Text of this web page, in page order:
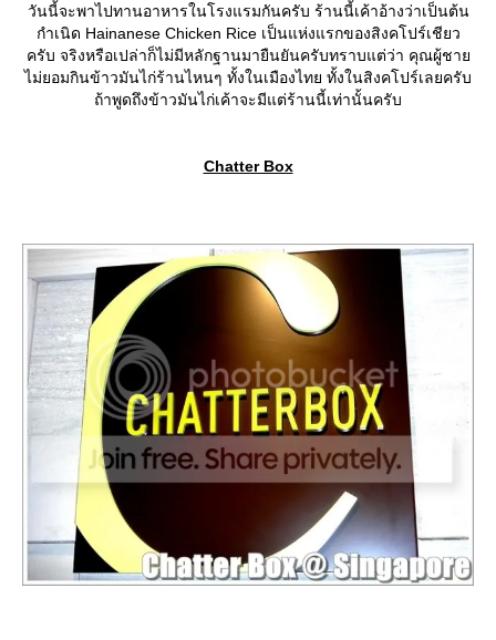
วันนี้จะพาไปทานอาหารในโรงแรมกันครับ ร้านนี้เค้าอ้างว่าเป็นต้น
กำเนิด Hainanese Chicken Rice เป็นแห่งแรกของสิงคโปร์เชียว
ครับ จริงหรือเปล่าก็ไม่มีหลักฐานมายืนยันครับทราบแต่ว่า คุณผู้ชา
ไม่ยอมกินข้าวมันไก่ร้านไหนๆ ทั้งในเมืองไทย ทั้งในสิงคโปร์เลยครับ
ถ้าพูดถึงข้าวมันไก่เค้าจะมีแต่ร้านนี้เท่านั้นครับ
Chatter Box